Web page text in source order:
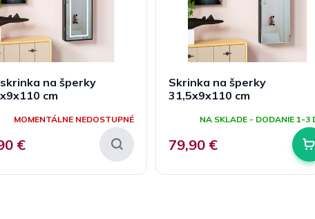
skrinka na šperky
cm
MOMENTÁLNE NEDOSTUPNÉ
€
Skrinka na šperky
31,5x9x110 cm
NA SKLADE - DODANIE 1-3
79,90 €